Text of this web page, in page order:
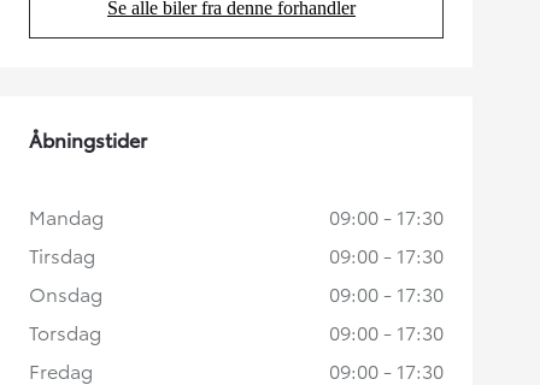
Se alle biler fra denne forhandler
(Opens in new tab)
Åbningstider
Mandag
09:00 - 17:30
Tirsdag
09:00 - 17:30
Onsdag
09:00 - 17:30
Torsdag
09:00 - 17:30
Fredag
09:00 - 17:30